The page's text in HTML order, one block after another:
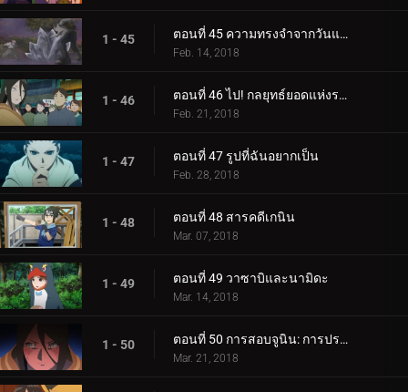
1 - 45 ตอนที่ 45 ความทรงจำจากวันแห่งหิมะ
Feb. 14, 2018
1 - 46 ตอนที่ 46 ไป! กลยุทธ์ยอดแห่งราตรี
Feb. 21, 2018
1 - 47 ตอนที่ 47 รูปที่ฉันอยากเป็น
Feb. 28, 2018
1 - 48 ตอนที่ 48 สารคดีเกนิน
Mar. 07, 2018
1 - 49 ตอนที่ 49 วาซาบิและนามิดะ
Mar. 14, 2018
1 - 50 ตอนที่ 50 การสอบจูนิน: การประชุมข้อเสนอแนะ
Mar. 21, 2018